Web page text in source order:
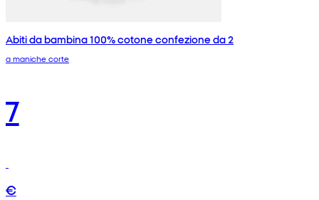
Abiti da bambina 100% cotone confezione da 2
a maniche corte
7
€